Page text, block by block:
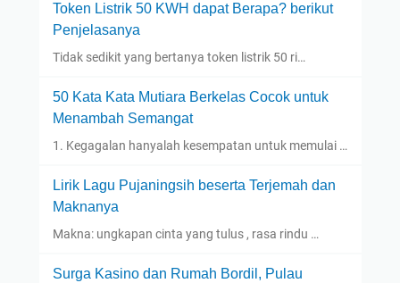
Token Listrik 50 KWH dapat Berapa? berikut
Penjelasanya
Tidak sedikit yang bertanya token listrik 50 ri…
50 Kata Kata Mutiara Berkelas Cocok untuk
Menambah Semangat
1. Kegagalan hanyalah kesempatan untuk memulai …
Lirik Lagu Pujaningsih beserta Terjemah dan
Maknanya
Makna: ungkapan cinta yang tulus , rasa rindu …
Surga Kasino dan Rumah Bordil, Pulau